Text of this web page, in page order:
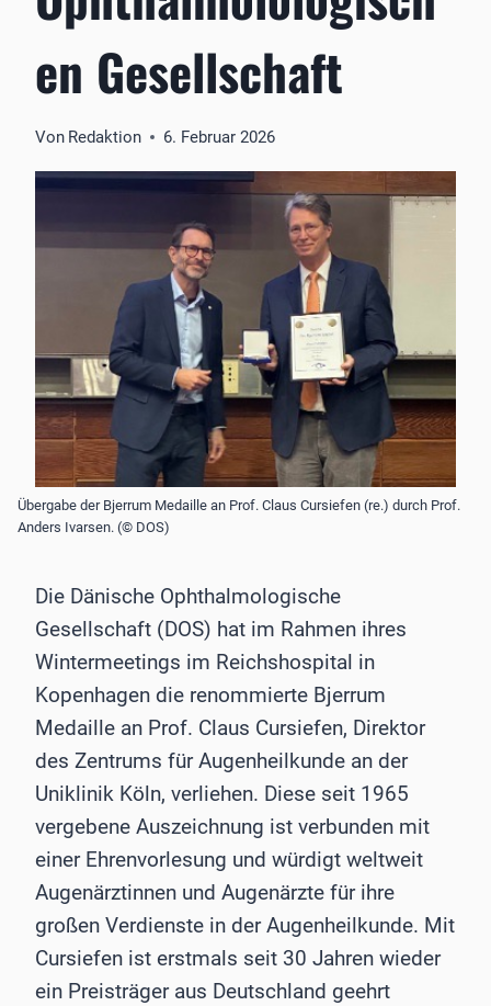
en Gesellschaft
Von Redaktion 6. Februar 2026
Übergabe der Bjerrum Medaille an Prof. Claus Cursiefen (re.) durch Prof.
Anders Ivarsen. (© DOS)
Die Dänische Ophthalmologische
Gesellschaft (DOS) hat im Rahmen ihres
Wintermeetings im Reichshospital in
Kopenhagen die renommierte Bjerrum
Medaille an Prof. Claus Cursiefen, Direktor
des Zentrums für Augenheilkunde an der
Uniklinik Köln, verliehen. Diese seit 1965
vergebene Auszeichnung ist verbunden mit
einer Ehrenvorlesung und würdigt weltweit
Augenärztinnen und Augenärzte für ihre
großen Verdienste in der Augenheilkunde. Mit
Cursiefen ist erstmals seit 30 Jahren wieder
ein Preisträger aus Deutschland geehrt